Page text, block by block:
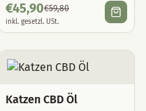
€45,90€59,80
inkl. gesetzl. USt.
Katzen CBD Öl